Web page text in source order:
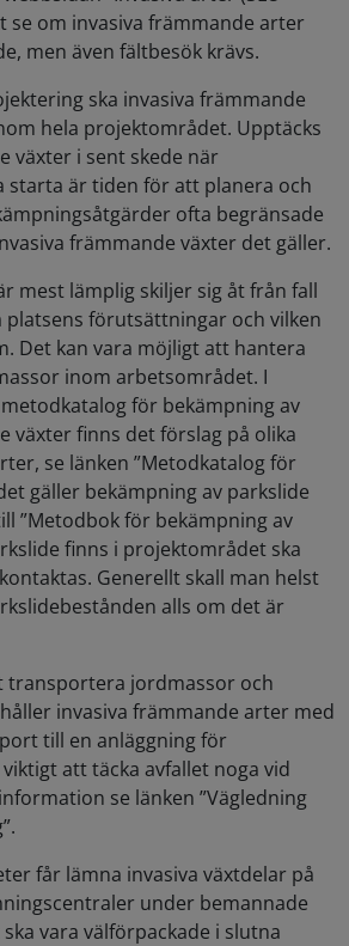
se om invasiva främmande arter
men även fältbesök krävs.
ska invasiva främmande
hela projektområdet. Upptäcks
växter i sent skede när
starta är tiden för att planera och
ofta begränsade
främmande växter det gäller.
mest lämplig skiljer sig åt från fall
förutsättningar och vilken
Det kan vara möjligt att hantera
inom arbetsområdet. I
för bekämpning av
växter finns det förslag på olika
se länken ”Metodkatalog för
gäller bekämpning av parkslide
”Metodbok för bekämpning av
finns i projektområdet ska
Generellt skall man helst
alls om det är
transportera jordmassor och
invasiva främmande arter med
till en anläggning för
att täcka avfallet noga vid
se länken ”Vägledning
får lämna invasiva växtdelar på
under bemannade
vara välförpackade i slutna